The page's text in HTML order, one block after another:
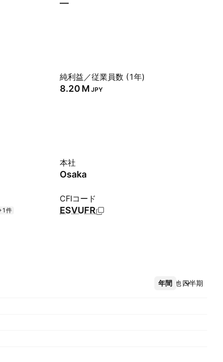
—
純利益／従業員数 (1年)
‪8.20 M‬ JPY
本社
Osaka
件
CFIコード
ESVUFR
年間 四半期
その他